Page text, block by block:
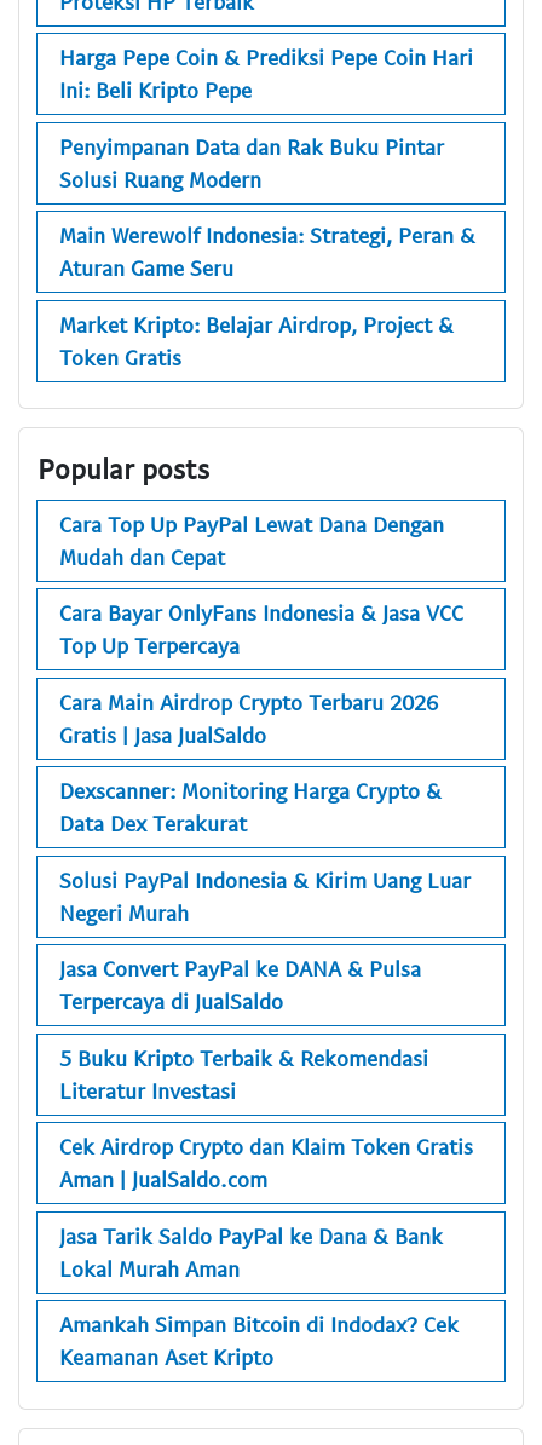
Harga Pepe Coin & Prediksi Pepe Coin Hari
Ini: Beli Kripto Pepe
Penyimpanan Data dan Rak Buku Pintar
Solusi Ruang Modern
Main Werewolf Indonesia: Strategi, Peran &
Aturan Game Seru
Market Kripto: Belajar Airdrop, Project &
Token Gratis
Popular posts
Cara Top Up PayPal Lewat Dana Dengan
Mudah dan Cepat
Cara Bayar OnlyFans Indonesia & Jasa VCC
Top Up Terpercaya
Cara Main Airdrop Crypto Terbaru 2026
Gratis | Jasa JualSaldo
Dexscanner: Monitoring Harga Crypto &
Data Dex Terakurat
Solusi PayPal Indonesia & Kirim Uang Luar
Negeri Murah
Jasa Convert PayPal ke DANA & Pulsa
Terpercaya di JualSaldo
5 Buku Kripto Terbaik & Rekomendasi
Literatur Investasi
Cek Airdrop Crypto dan Klaim Token Gratis
Aman | JualSaldo.com
Jasa Tarik Saldo PayPal ke Dana & Bank
Lokal Murah Aman
Amankah Simpan Bitcoin di Indodax? Cek
Keamanan Aset Kripto